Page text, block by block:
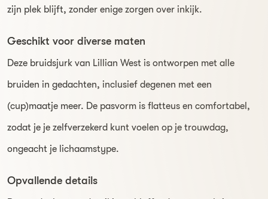
zijn plek blijft, zonder enige zorgen over inkijk.
Geschikt voor diverse maten
Deze bruidsjurk van Lillian West is ontworpen met alle
bruiden in gedachten, inclusief degenen met een
(cup)maatje meer. De pasvorm is flatteus en comfortabel,
zodat je je zelfverzekerd kunt voelen op je trouwdag,
ongeacht je lichaamstype.
Opvallende details